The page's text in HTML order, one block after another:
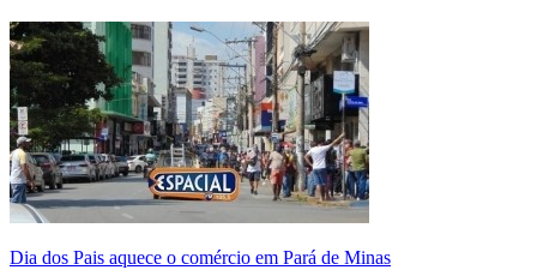
Dia dos Pais aquece o comércio em Pará de Minas